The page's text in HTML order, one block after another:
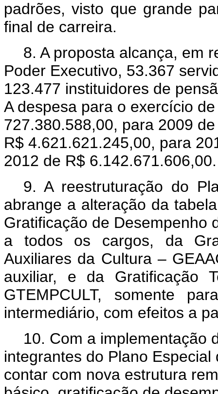
padrões, visto que grande
final de carreira.
8. A proposta alcança, em
Poder Executivo, 53.367
123.477 instituidores de
A despesa para o exercício
727.380.588,00, para 2009
R$ 4.621.621.245,00, para
2012 de R$
9. A reestruturação do
abrange a alteração da
Gratificação de Desempenho
a todos os cargos, da
Auxiliares da Cultura –
auxiliar, e da Gratificação
GTEMPCULT, somente
intermediário, com efeitos a
10. Com a implementação
integrantes do Plano
contar com nova estrutura